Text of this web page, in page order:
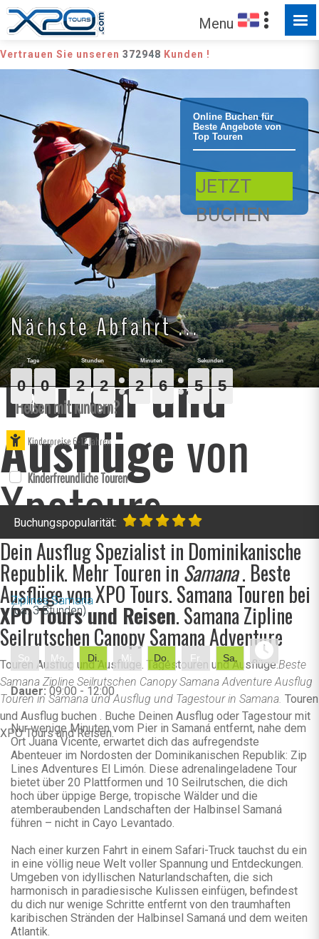
Samana
Samana Zipline
Seilrutschen
Canopy Samana
Adventure
Touren und
Ausflügevon
Xpotours.
Dein Ausflug Spezialist in Dominikanische
Republik. Mehr Touren in Samana. Beste
Ausflüge von XPO Tours. Samana Touren bei
XPO Tours und Reisen. Samana Zipline
Seilrutschen Canopy Samana Adventure
Touren Ausflug und Ausflüge. Tagestouren und Ausflüge.Beste
Samana Zipline Seilrutschen Canopy Samana Adventure Ausflug
Touren in Samana und Ausflug und Tagestour in Samana. Touren
und Ausflug buchen . Buche Deinen Ausflug oder Tagestour mit
XPO Tours und Reisen.
Menu
Vertrauen Sie unseren 372948 Kunden !
Nächste Abfahrt ...
0
0
0
0 0
0
0
0 2
2
2
2 2
2
2
2 2
2
2
2 6
6
6
6 5
5
5
5 4
4
4
4
Online Buchen für
Beste Angebote von
Top Touren
JETZT
BUCHEN
Reisen mit Kindern?
Kinderpreise 6-12 Jahren
Kinderfreundliche Touren
Buchungspopularität:
Ziplines Samana
(ca. 3 Stunden)
So. Mo. Di. Mi. Do. Fr. Sa.
Dauer: 09:00 - 12:00
Nur wenige Minuten vom Pier in Samaná entfernt, nahe dem
Ort Juana Vicente, erwartet dich das aufregendste
Abenteuer im Nordosten der Dominikanischen Republik: Zip
Lines Adventures El Limón. Diese adrenalingeladene Tour
bietet über 20 Plattformen und 10 Seilrutschen, die dich
hoch über üppige Berge, tropische Wälder und die
atemberaubenden Landschaften der Halbinsel Samaná
führen – nicht in Cayo Levantado.
Nach einer kurzen Fahrt in einem Safari-Truck tauchst du ein
in eine völlig neue Welt voller Spannung und Entdeckungen.
Umgeben von idyllischen Naturlandschaften, die sich
harmonisch in paradiesische Kulissen einfügen, befindest
du dich nur wenige Schritte entfernt von den traumhaften
karibischen Stränden der Halbinsel Samaná und dem weiten
Atlantik.